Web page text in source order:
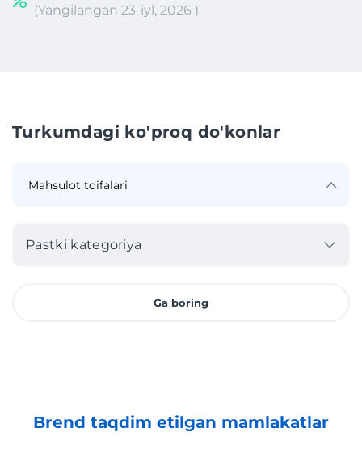
(Yangilangan 23-iyl, 2026 )
Turkumdagi ko'proq do'konlar
Pastki kategoriya
Ga boring
Brend taqdim etilgan mamlakatlar